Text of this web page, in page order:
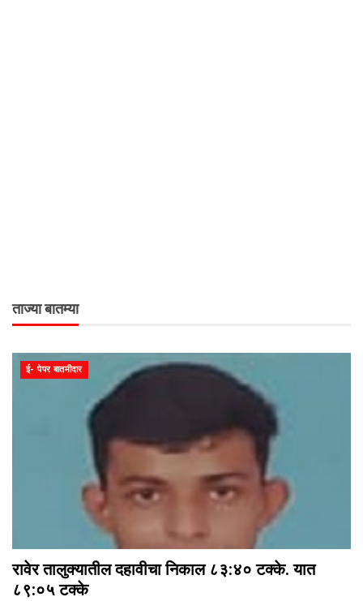
ताज्या बातम्या
ई- पेपर बातमीदार
रावेर तालुक्यातील दहावीचा निकाल ८३:४० टक्के. यात
८९:०५ टक्के